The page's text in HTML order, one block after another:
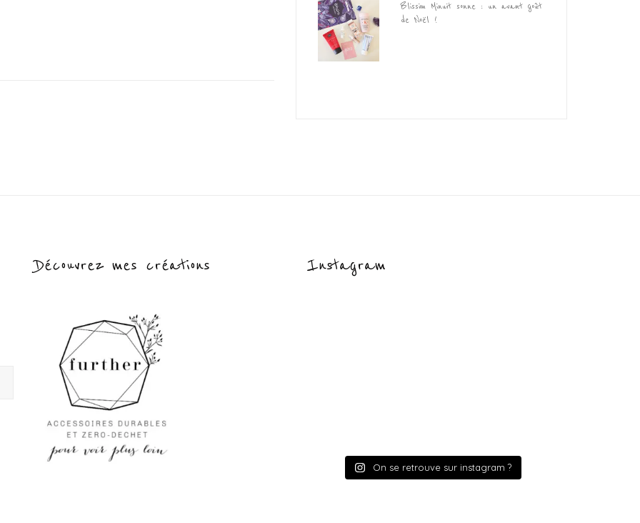
Blissim Minuit sonne : un avant goût
de Noël !
Découvrez mes créations Instagram
On se retrouve sur instagram ?